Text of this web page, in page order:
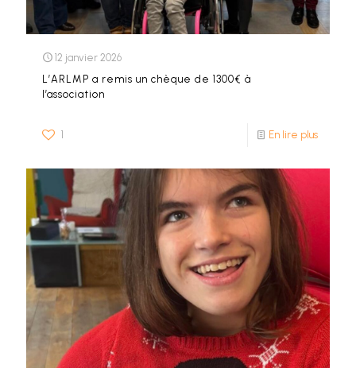
12 janvier 2026
L’ARLMP a remis un chèque de 1300€ à
l’association
1 En lire plus